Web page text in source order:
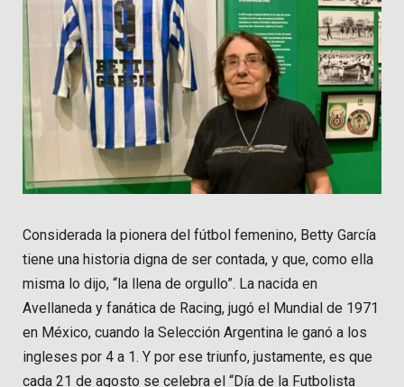
Considerada la pionera del fútbol femenino, Betty García
tiene una historia digna de ser contada, y que, como ella
misma lo dijo, “la llena de orgullo”. La nacida en
Avellaneda y fanática de Racing, jugó el Mundial de 1971
en México, cuando la Selección Argentina le ganó a los
ingleses por 4 a 1. Y por ese triunfo, justamente, es que
cada 21 de agosto se celebra el “Día de la Futbolista